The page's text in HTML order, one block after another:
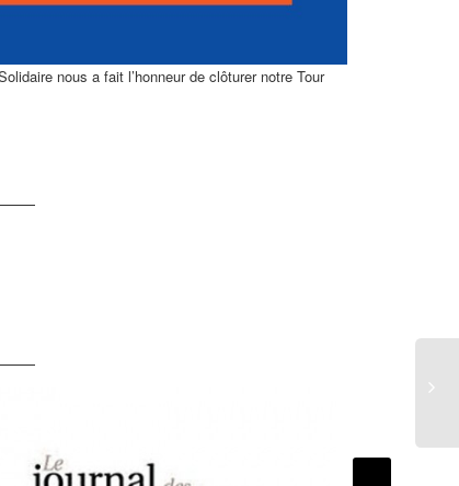
nous a fait l’honneur de clôturer notre Tour